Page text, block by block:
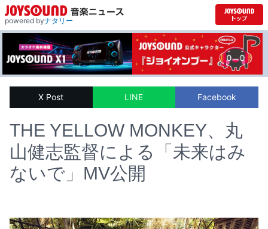
powered byナタリー
X Post LINE Facebook
THE YELLOW MONKEY、丸
山健志監督による「未来はみ
ないで」MV公開